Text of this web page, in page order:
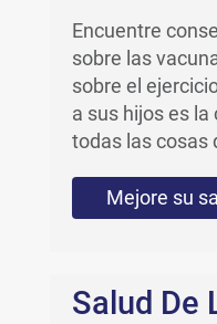
Encuentre
sobre las
sobre el
a sus hijos es
todas las cosas
Mejore su
Salud De